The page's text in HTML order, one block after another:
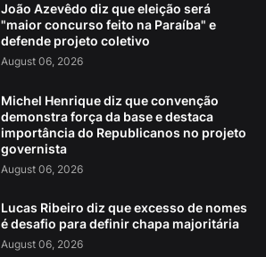
João Azevêdo diz que eleição será
"maior concurso feito na Paraíba" e
defende projeto coletivo
August 06, 2026
Michel Henrique diz que convenção
demonstra força da base e destaca
importância do Republicanos no projeto
governista
August 06, 2026
Lucas Ribeiro diz que excesso de nomes
é desafio para definir chapa majoritária
August 06, 2026